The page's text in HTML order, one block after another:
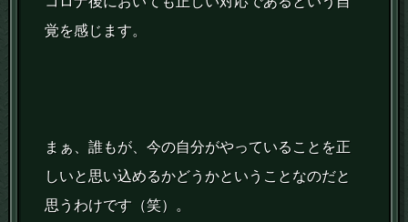
覚を感じます。
まぁ、誰もが、今の自分がやっていることを正
しいと思い込めるかどうかということなのだと
思うわけです（笑）。